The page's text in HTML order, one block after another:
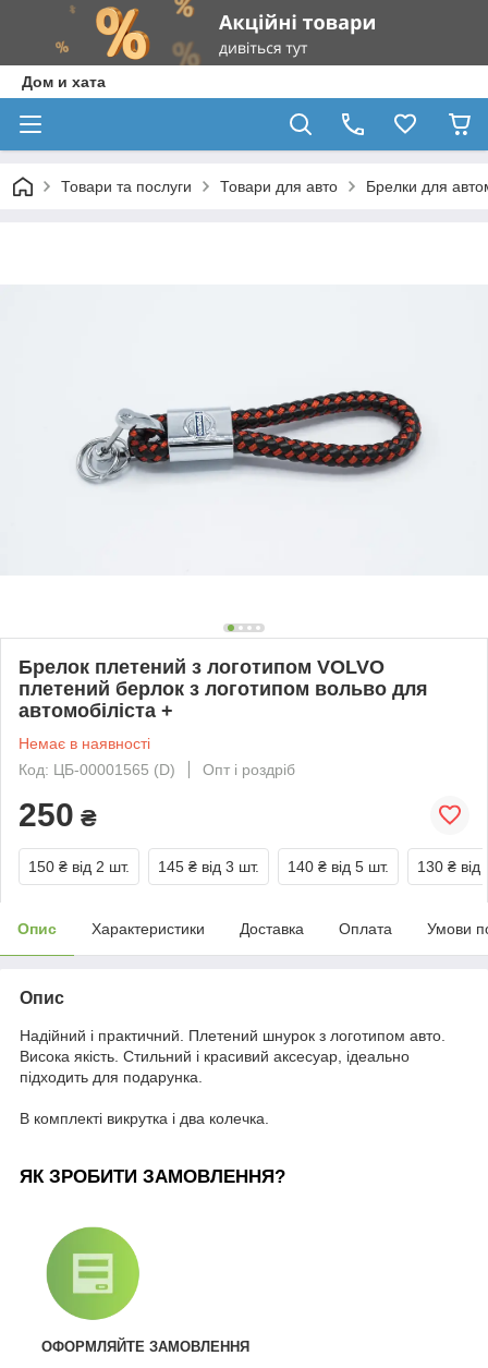
Дом и хата
Товари та послуги Товари для авто Брелки для
Брелок плетений з логотипом VOLVO
плетений берлок з логотипом вольво для
автомобіліста +
Немає в наявності
Код: ЦБ-00001565 (D)
Опт і роздріб
250 ₴
150 ₴ від 2 шт. 145 ₴ від 3 шт. 140 ₴ від 5 шт. 130 ₴ від
Опис Характеристики Доставка Оплата Умови
Опис
Надійний і практичний. Плетений шнурок з логотипом авто.
Висока якість. Стильний і красивий аксесуар, ідеально
підходить для подарунка.
В комплекті викрутка і два колечка.
ЯК ЗРОБИТИ ЗАМОВЛЕННЯ?
ОФОРМЛЯЙТЕ ЗАМОВЛЕННЯ